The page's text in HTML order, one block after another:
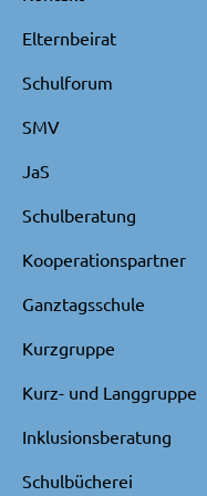
Elternbeirat
Schulforum
SMV
JaS
Schulberatung
Kooperationspartner
Ganztagsschule
Kurzgruppe
Kurz- und Langgruppe
Inklusionsberatung
Schulbücherei